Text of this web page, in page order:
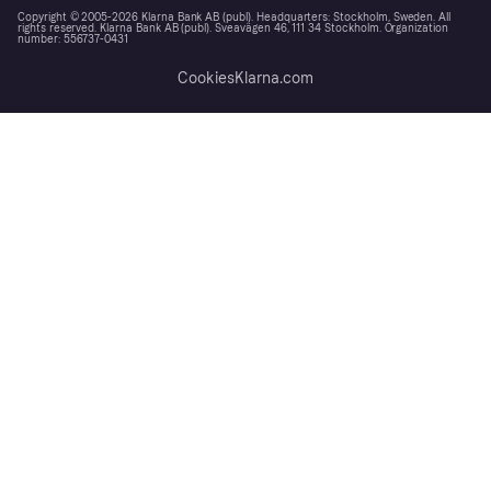
Copyright © 2005-2026 Klarna Bank AB (publ). Headquarters: Stockholm, Sweden. All
rights reserved. Klarna Bank AB (publ). Sveavägen 46, 111 34 Stockholm. Organization
number: 556737-0431
CookiesKlarna.com